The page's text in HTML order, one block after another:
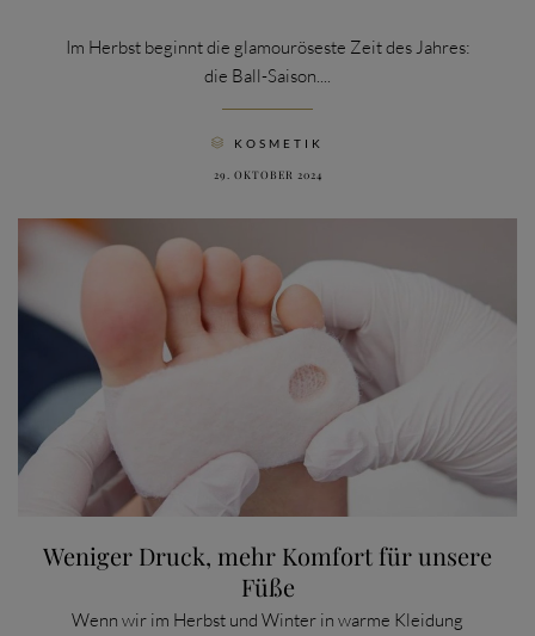
Im Herbst beginnt die glamouröseste Zeit des Jahres:
die Ball-Saison....
 KOSMETIK
29. OKTOBER 2024
Weniger Druck, mehr Komfort für unsere
Füße
Wenn wir im Herbst und Winter in warme Kleidung